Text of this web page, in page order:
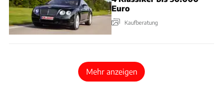
Euro
Kaufberatung
Mehr anzeigen